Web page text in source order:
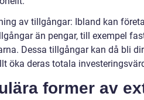
av tillgångar: Ibland kan
än pengar, till exempel
Dessa tillgångar kan då bli
öka deras totala
former av